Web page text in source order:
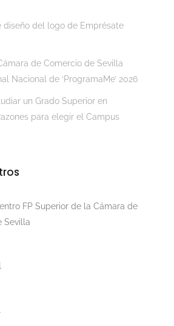
diseño del logo de Emprésate
de Comercio de Sevilla
Nacional de ‘ProgramaMe’ 2026
un Grado Superior en
para elegir el Campus
FP Superior de la Cámara de
Sevilla